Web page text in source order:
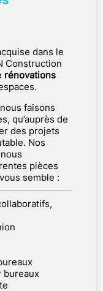
dans le
Construction
rénovations
faisons
qu’auprès de
des projets
Nos
pièces
semble :
bureaux